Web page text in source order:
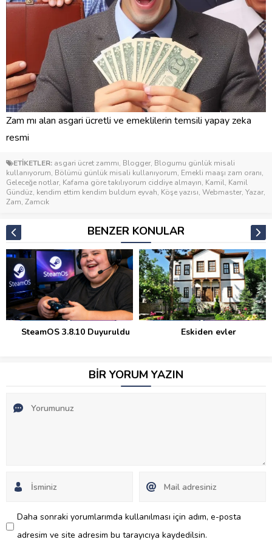
Zam mı alan asgari ücretli ve emeklilerin temsili yapay zeka
resmi
ETİKETLER: asgari ücret zammı, Blogger, Blogumu günlük misali
kullanıyorum, Bölümü günlük misali kullanıyorum, Emekli maaşı zam oranı,
Geleceğe notlar, Kafama göre takılıyorum ciddiye almayın, Kamil, Kamil
Gündüz, kendim ettim kendim buldum eyvah, Köşe yazısı, Webmaster, Yazar,
Zam, Zamcık
BENZER KONULAR
Eskiden evler Teşekkürler Ali Erbaş
BİR YORUM YAZIN
Daha sonraki yorumlarımda kullanılması için adım, e-posta
adresim ve site adresim bu tarayıcıya kaydedilsin.